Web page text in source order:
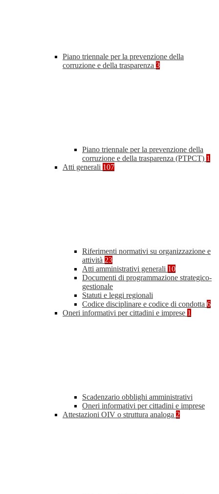
Piano triennale per la prevenzione della
corruzione e della trasparenza 3
Piano triennale per la prevenzione della
corruzione e della trasparenza (PTPCT) 1
Atti generali 107
Riferimenti normativi su organizzazione e
attività 23
Atti amministrativi generali 10
Documenti di programmazione strategico-
gestionale
Statuti e leggi regionali
Codice disciplinare e codice di condotta 6
Oneri informativi per cittadini e imprese 1
Scadenzario obblighi amministrativi
Oneri informativi per cittadini e imprese
Attestazioni OIV o struttura analoga 2